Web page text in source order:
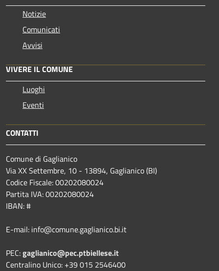
Notizie
Comunicati
Avvisi
VIVERE IL COMUNE
Luoghi
Eventi
CONTATTI
Comune di Gaglianico
Via XX Settembre, 10 - 13894, Gaglianico (BI)
Codice Fiscale: 00202080024
Partita IVA: 00202080024
IBAN: #
E-mail: info@comune.gaglianico.bi.it
PEC:gaglianico@pec.ptbiellese.it
Centralino Unico: +39 015 2546400